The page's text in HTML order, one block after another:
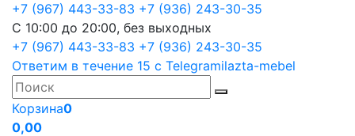
+7 (967) 443-33-83 +7 (936) 243-30-35
С 10:00 до 20:00, без выходных
+7 (967) 443-33-83 +7 (936) 243-30-35
Ответим в течение 15 с Telegramilazta-mebel
Корзина0
0,00